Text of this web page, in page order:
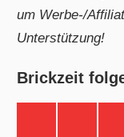
um Werbe-/
Unterstützung!
Brickzeit